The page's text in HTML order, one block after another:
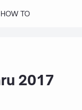
HOW TO
2017